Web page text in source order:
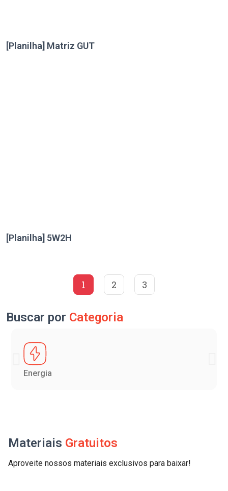
[Planilha] Matriz GUT
[Planilha] 5W2H
1 2 3
Buscar por Categoria
Energia
Materiais Gratuitos
Aproveite nossos materiais exclusivos para baixar!